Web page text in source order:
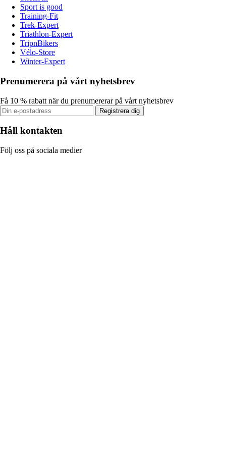
Sport is good
Training-Fit
Trek-Expert
Triathlon-Expert
TripnBikers
Vélo-Store
Winter-Expert
Prenumerera på vårt nyhetsbrev
Få 10 % rabatt när du prenumererar på vårt nyhetsbrev
Registrera dig
Håll kontakten
Följ oss på sociala medier